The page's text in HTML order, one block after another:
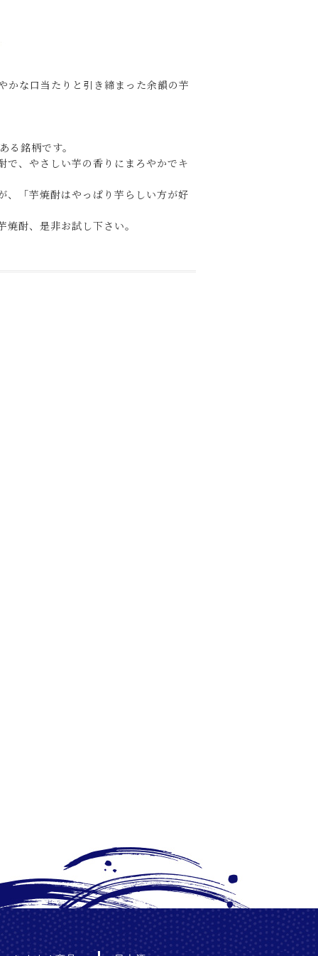
かな口当たりと引き締まった余韻の芋
銘柄です。
で、やさしい芋の香りにまろやかでキ
、「芋焼酎はやっぱり芋らしい方が好
酎、是非お試し下さい。